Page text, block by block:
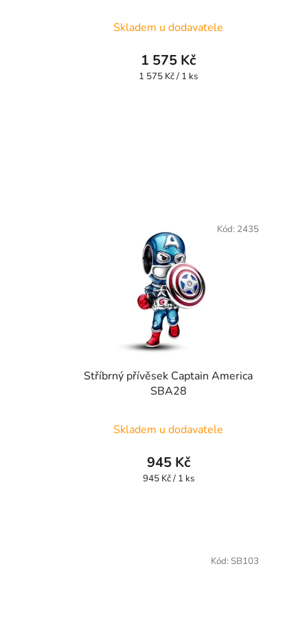
Skladem u dodavatele
1 575 Kč
Měrná
1 575 Kč / 1 ks
Stříbrný přívěsek Captain America
SBA28
Skladem u dodavatele
945 Kč
Měrná
945 Kč / 1 ks
Kód: 2435
Kód: SB103